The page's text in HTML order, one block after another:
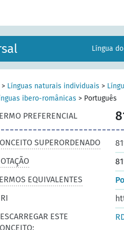
Língua
> Línguas naturais individuais >
ibero-românicas > Português
PREFERENCIAL
SUPERORDENADO
EQUIVALENTES
ESTE